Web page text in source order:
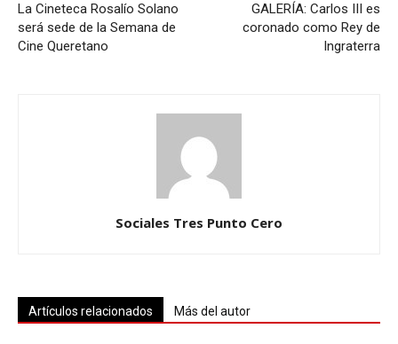
La Cineteca Rosalío Solano
será sede de la Semana de
Cine Queretano
GALERÍA: Carlos III es
coronado como Rey de
Ingraterra
Sociales Tres Punto Cero
Artículos relacionados Más del autor